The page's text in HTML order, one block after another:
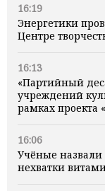
16:19
Энергетики
Центре
16:13
«Партийный
учреждений
рамках проекта
16:06
Учёные
нехватки